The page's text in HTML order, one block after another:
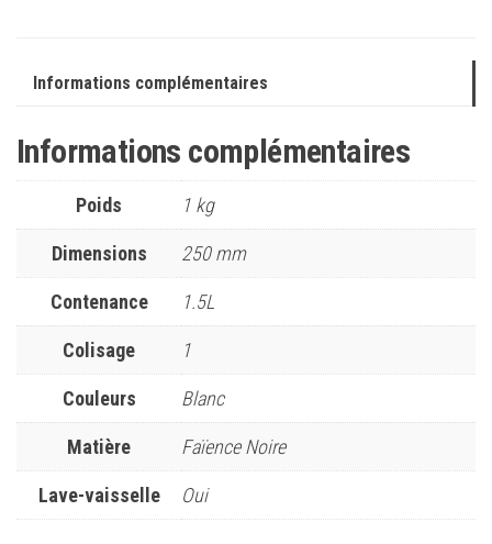
Informations complémentaires
Informations complémentaires
Poids 1 kg
Dimensions 250 mm
Contenance 1.5L
Colisage 1
Couleurs Blanc
Matière Faïence Noire
Lave-vaisselle Oui